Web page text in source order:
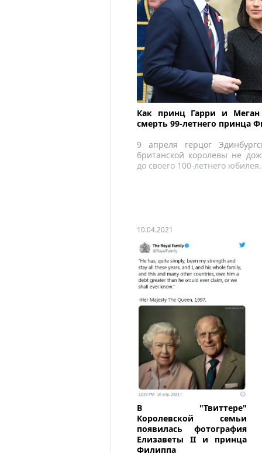
Как принц Гарри и
смерть 99-летнего принца
9 апреля герцог
британской королевы не
до своего 100-летнего юбилея.
10.04.2021
В "Твиттере"
Королевской семьи
появилась фотография
Елизаветы II и принца
Филиппа